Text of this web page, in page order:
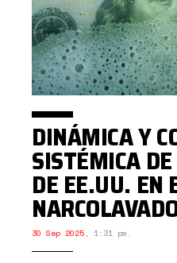
DINÁMICA Y
SISTÉMICA
DE EE.UU. EN
30 Sep 2025, 1:31 pm.